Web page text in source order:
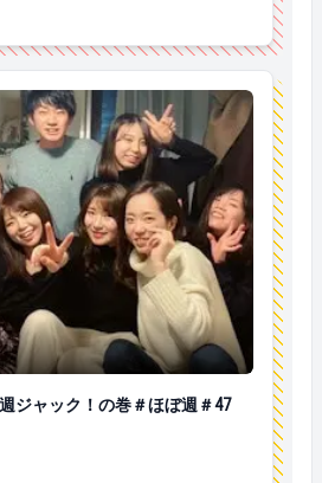
ジャック！の巻＃ほぼ週＃47